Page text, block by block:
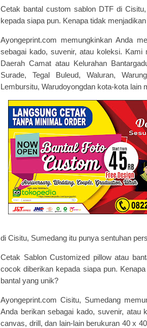
Cetak bantal custom sablon DTF di
kepada siapa pun. Kenapa tidak
Ayongeprint.com memungkinkan Anda
sebagai kado, suvenir, atau koleksi.
Daerah Camat atau Kelurahan
Surade, Tegal Buleud, Waluran,
Lembursitu, Warudoyongdan kota-kota lain
di Cisitu, Sumedang itu punya sentuhan
Cetak Sablon Customized pillow atau
cocok diberikan kepada siapa pun.
bantal yang unik?
Ayongeprint.com Cisitu, Sumedang
Anda berikan sebagai kado, suvenir, atau
canvas, drill, dan lain-lain berukuran 40 x